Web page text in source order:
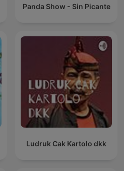
Panda Show - Sin Picante
Ludruk Cak Kartolo dkk